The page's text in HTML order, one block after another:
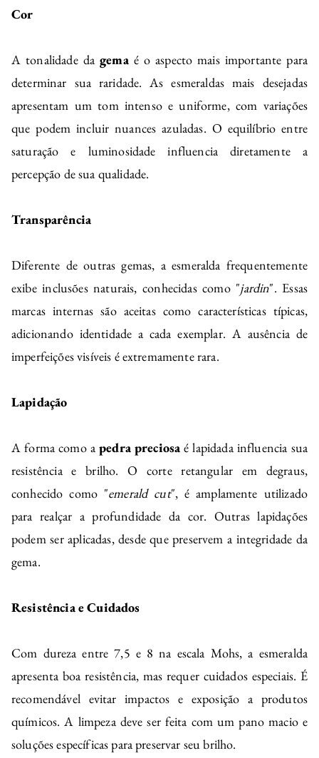
Cor
A tonalidade dagemaé o aspecto mais importante para
determinar sua raridade. As esmeraldas mais desejadas
apresentam um tom intenso e uniforme, com variações
que podem incluir nuances azuladas. O equilíbrio entre
saturação e luminosidade influencia diretamente a
percepção de sua qualidade.
Transparência
Diferente de outras gemas, a esmeralda frequentemente
exibe inclusões naturais, conhecidas como "jardin". Essas
marcas internas são aceitas como características típicas,
adicionando identidade a cada exemplar. A ausência de
imperfeições visíveis é extremamente rara.
Lapidação
A forma como apedra preciosa é lapidada influencia sua
resistência e brilho. O corte retangular em degraus,
conhecido como "emerald cut", é amplamente utilizado
para realçar a profundidade da cor. Outras lapidações
podem ser aplicadas, desde que preservem a integridade da
gema.
Resistência e Cuidados
Com dureza entre 7,5 e 8 na escala Mohs, a esmeralda
apresenta boa resistência, mas requer cuidados especiais. É
recomendável evitar impactos e exposição a produtos
químicos. A limpeza deve ser feita com um pano macio e
soluções específicas para preservar seu brilho.